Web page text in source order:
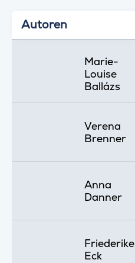
Autoren
Marie-
Louise
Ballázs
Verena
Brenner
Anna
Danner
Friederike
Eck